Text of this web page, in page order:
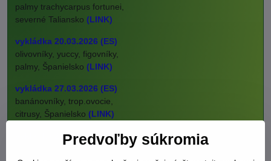
palmy trachycarpus fortunei,
severné Taliansko (LINK)
vykládka 20.03.2026 (ES)
olivovníky, yuccy, figovníky,
palmy, Španielsko (LINK)
vykládka 27.03.2026 (ES)
banánovníky, trop.ovocie,
citrusy, Španielsko (LINK)
vykládka 2.04.2026 (ES)
Predvoľby súkromia